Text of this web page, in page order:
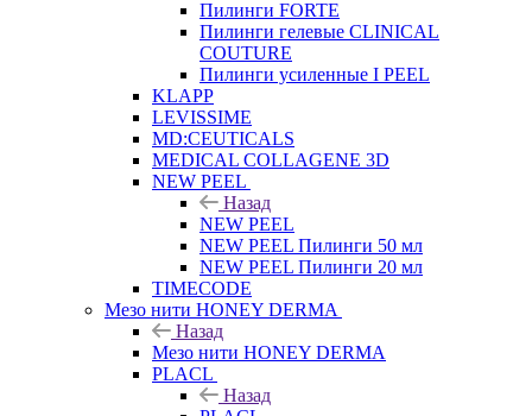
Пилинги FORTE
Пилинги гелевые CLINICAL
COUTURE
Пилинги усиленные I PEEL
KLAPP
LEVISSIME
MD:CEUTICALS
MEDICAL COLLAGENE 3D
NEW PEEL
Назад
NEW PEEL
NEW PEEL Пилинги 50 мл
NEW PEEL Пилинги 20 мл
TIMECODE
Мезо нити HONEY DERMA
Назад
Мезо нити HONEY DERMA
PLACL
Назад